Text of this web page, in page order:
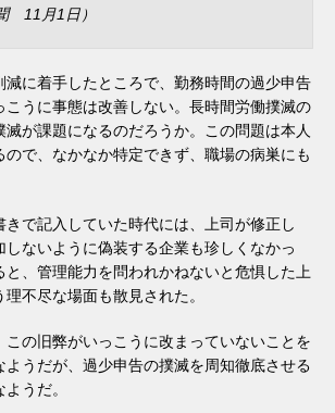
11月1日）
減に着手したところで、勤務時間の過少申告
こうに事態は改善しない。長時間労働撲滅の
滅が課題になるのだろうか。この問題は本人
ので、なかなか特定できず、職場の病巣にも
きで記入していた時代には、上司が修正し
しないように偽装する企業も珍しくなかっ
と、管理能力を問われかねないと危惧した上
不尽な場面も散見された。
この旧弊がいっこうに改まっていないことを
ようだが、過少申告の撲滅を周知徹底させる
うだ。